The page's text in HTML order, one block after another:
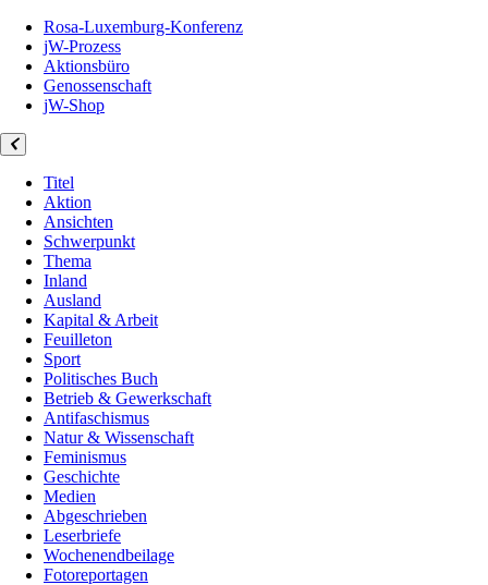
Rosa-Luxemburg-Konferenz
jW-Prozess
Aktionsbüro
Genossenschaft
jW-Shop
Titel
Aktion
Ansichten
Schwerpunkt
Thema
Inland
Ausland
Kapital & Arbeit
Feuilleton
Sport
Politisches Buch
Betrieb & Gewerkschaft
Antifaschismus
Natur & Wissenschaft
Feminismus
Geschichte
Medien
Abgeschrieben
Leserbriefe
Wochenendbeilage
Fotoreportagen